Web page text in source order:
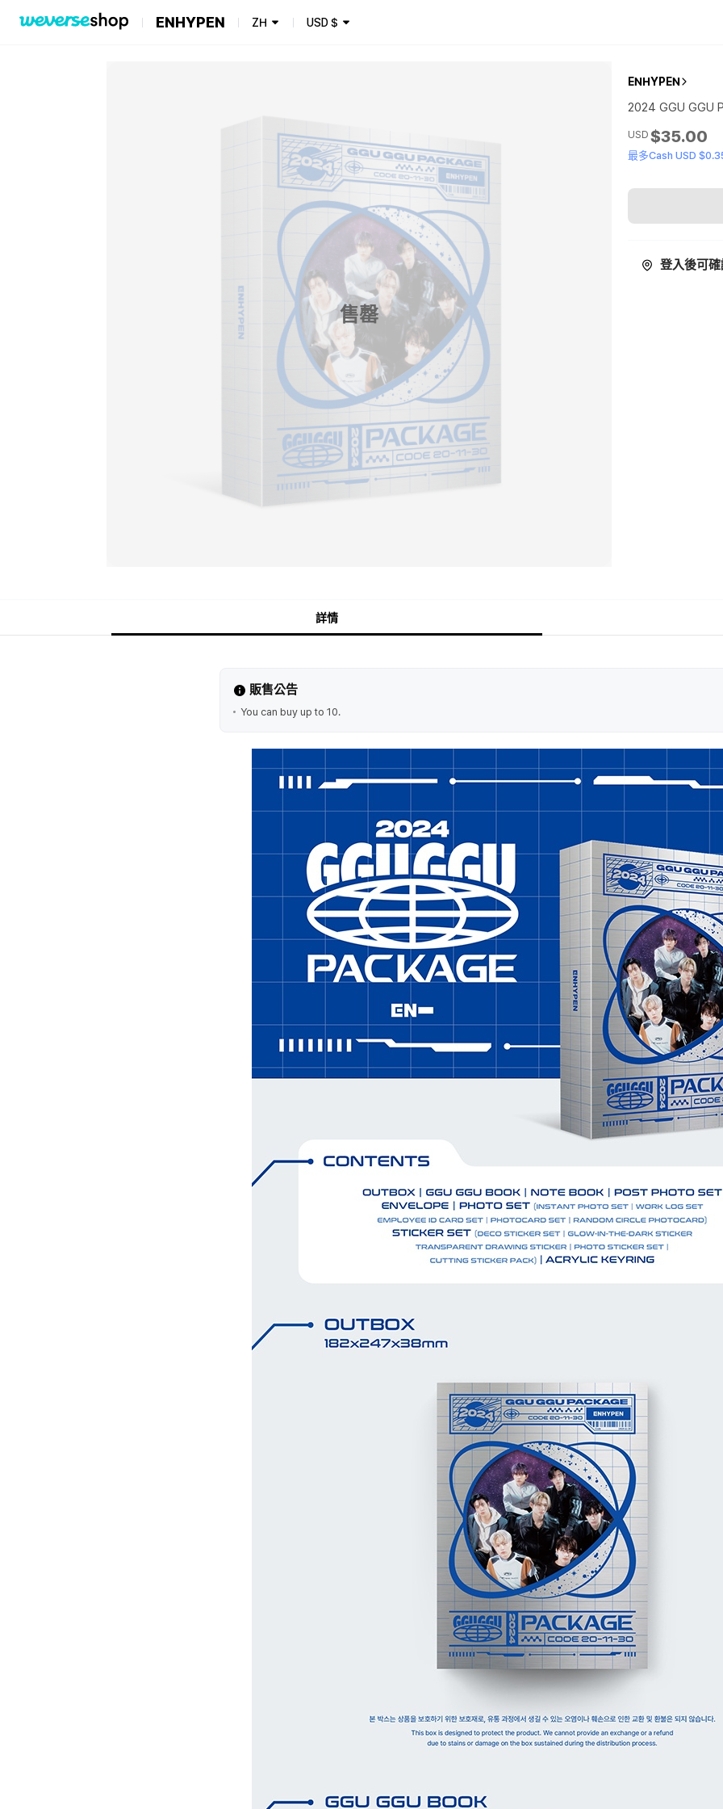
ENHYPEN ZH USD$
售罄
ENHYPEN
2024 GGU GGU
USD $35.00
最多Cash USD
登入後可
詳情
販售公告
You can buy up to 10.